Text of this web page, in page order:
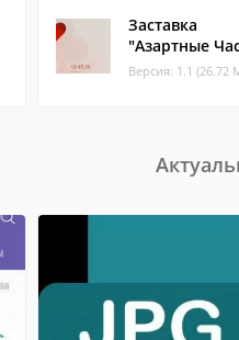
Заставка
"Азартные
Версия: 1.1 (26.72